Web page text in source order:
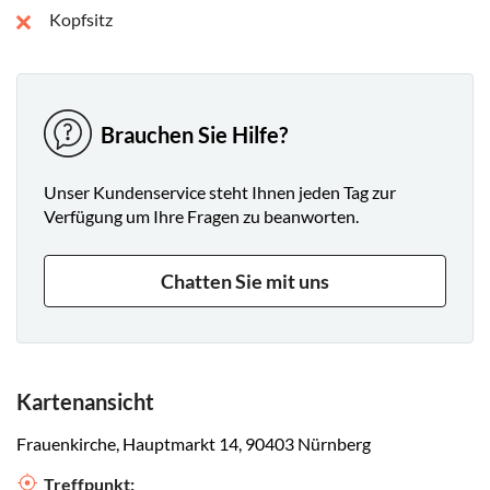
Kopfsitz
Brauchen Sie Hilfe?
Unser Kundenservice steht Ihnen jeden Tag zur
Verfügung um Ihre Fragen zu beanworten.
Chatten Sie mit uns
Kartenansicht
Frauenkirche, Hauptmarkt 14, 90403 Nürnberg
Treffpunkt: